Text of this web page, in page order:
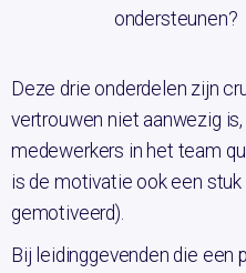
ondersteunen?
Deze drie onderdelen zijn
vertrouwen niet aanwezig
medewerkers in het team
is de motivatie ook een
gemotiveerd).
Bij leidinggevenden die een